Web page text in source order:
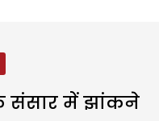
के संसार में झांकने